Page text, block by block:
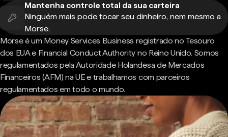
Mantenha controle total da sua carteira
Ninguém mais pode tocar seu dinheiro, nem mesmo a
Morse.
Morse é um Money Services Business registrado no Tesouro
dos EUA e Financial Conduct Authority no Reino Unido. Somos
regulamentados pela Autoridade Holandesa de Mercados
Financeiros (AFM) na UE e trabalhamos com parceiros
regulamentados em todo o mundo.